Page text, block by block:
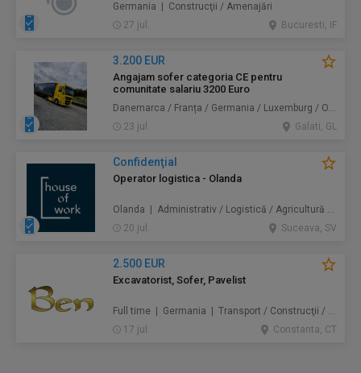
Germania | Construcţii / Amenajări
27 jul.
Bucuresti, IF
3.200 EUR
Angajam sofer categoria CE pentru
comunitate salariu 3200 Euro
Danemarca / Franța / Germania / Luxemburg / Olanda | Transport
23 jul.
Galati, GL
Confidenţial
Operator logistica - Olanda
Olanda | Administrativ / Logistică / Agricultură / Silvicultură / Prestări servicii / Producție /
20 jul.
Suceava, SV
2.500 EUR
Excavatorist, Sofer, Pavelist
Full time | Germania | Transport / Construcţii / Amenajări
17 jul.
Constanta, CT